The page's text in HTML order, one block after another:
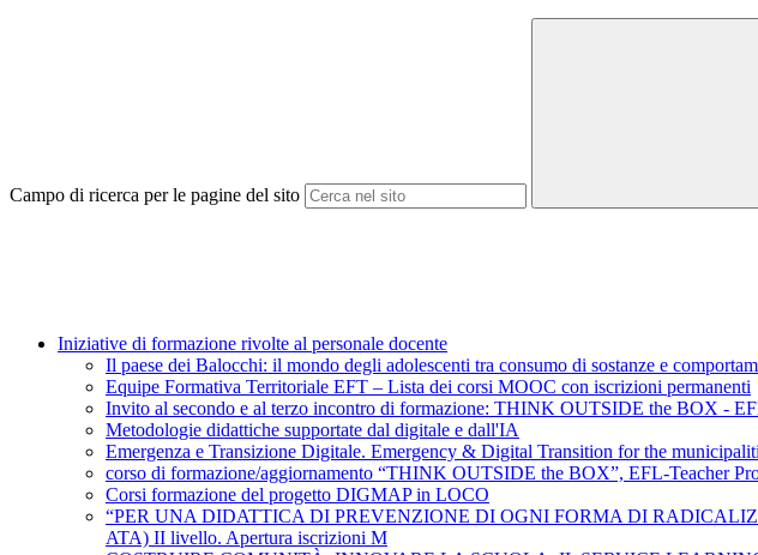
Campo di ricerca per le pagine del sito
Iniziative di formazione rivolte al personale docente
Il paese dei Balocchi: il mondo degli adolescenti tra consumo di sostanze e
Equipe Formativa Territoriale EFT – Lista dei corsi MOOC con iscrizioni permanenti
Invito al secondo e al terzo incontro di formazione: THINK OUTSIDE the BOX -
Metodologie didattiche supportate dal digitale e dall'IA
Emergenza e Transizione Digitale. Emergency & Digital Transition for the
corso di formazione/aggiornamento “THINK OUTSIDE the BOX”, EFL-Teacher
Corsi formazione del progetto DIGMAP in LOCO
“PER UNA DIDATTICA DI PREVENZIONE DI OGNI FORMA DI
ATA) II livello. Apertura iscrizioni M